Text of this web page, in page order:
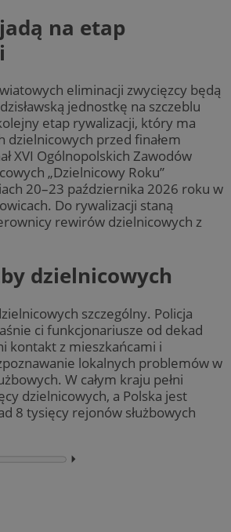
na etap
eliminacji zwycięzcy będą
jednostkę na szczeblu
etap rywalizacji, który ma
dzielnicowych przed finałem
XVI Ogólnopolskich Zawodów
„Dzielnicowy Roku”
20–23 października 2026 roku w
Do rywalizacji staną
rewirów dzielnicowych z
dzielnicowych
szczególny. Policja
ci funkcjonariusze od dekad
kontakt z mieszkańcami i
lokalnych problemów w
W całym kraju pełni
dzielnicowych, a Polska jest
8 tysięcy rejonów służbowych
⏵︎